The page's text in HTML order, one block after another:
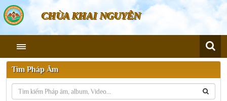
CHÙA KHAI NGUYÊN
Tìm Pháp Âm